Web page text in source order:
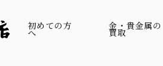
初めての方
へ
金・貴金属の
買取